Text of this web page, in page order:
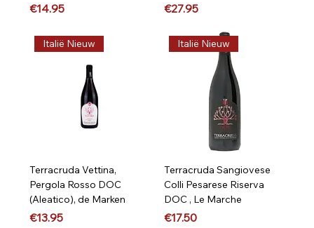
Price
€14.95 Price
€27.95
Italië Nieuw
Terracruda Vettina,
Pergola Rosso DOC
(Aleatico), de Marken
Price
€13.95
Italië Nieuw
Terracruda Sangiovese
Colli Pesarese Riserva
DOC , Le Marche
Price
€17.50